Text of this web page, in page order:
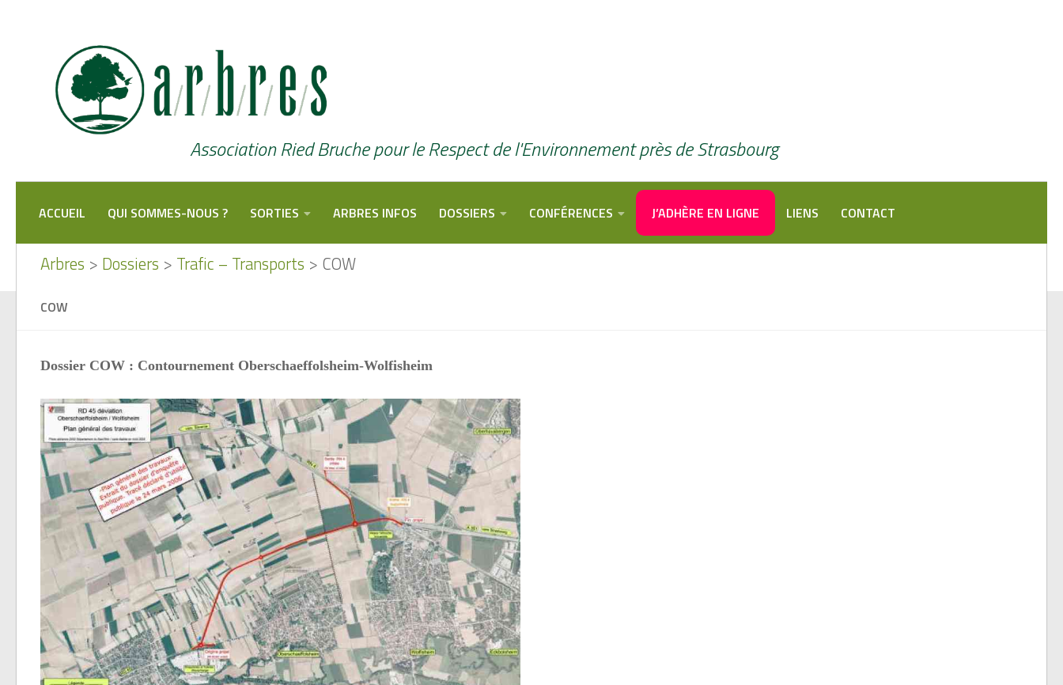
Association Ried Bruche pour le Respect de l'Environnement près de Strasbourg
ACCUEIL QUI SOMMES-NOUS ? SORTIES ARBRES INFOS DOSSIERS CONFÉRENCES J’ADHÈRE EN LIGNE LIENS CONTACT
Arbres > Dossiers > Trafic – Transports > COW
COW
Dossier COW : Contournement Oberschaeffolsheim-Wolfisheim